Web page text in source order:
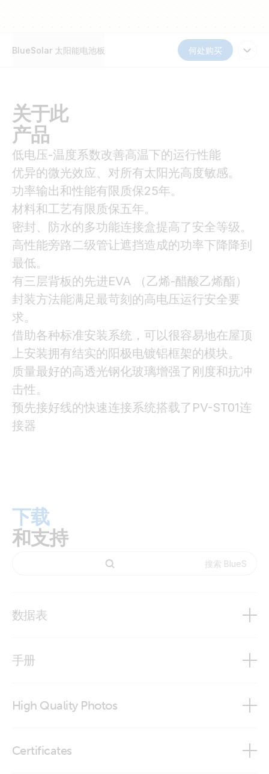
BlueSolar 太阳能电池板 何处购买
关于此
产品
低电压-温度系数改善高温下的运行性能
优异的微光效应、对所有太阳光高度敏感。
功率输出和性能有限质保25年。
材料和工艺有限质保五年。
密封、防水的多功能连接盒提高了安全等级。
高性能旁路二级管让遮挡造成的功率下降降到
最低。
有三层背板的先进EVA （乙烯-醋酸乙烯酯）
封装方法能满足最苛刻的高电压运行安全要
求。
借助各种标准安装系统，可以很容易地在屋顶
上安装拥有结实的阳极电镀铝框架的模块。
质量最好的高透光钢化玻璃增强了刚度和抗冲
击性。
预先接好线的快速连接系统搭载了PV-ST01连
接器
下载
和支持
数据表
BlueSolar Polycrystalline Panels
手册
High Quality Photos
Certificates